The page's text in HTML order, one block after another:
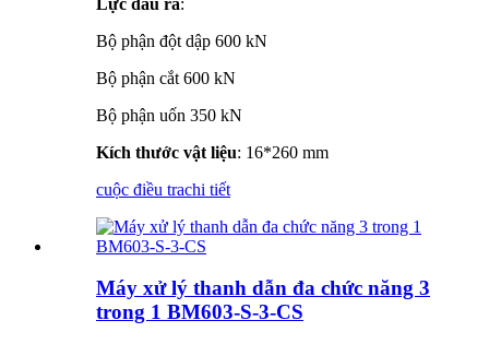
Bộ phận đột dập 600 kN
Bộ phận cắt 600 kN
Bộ phận uốn 350 kN
Kích thước vật liệu: 16*260 mm
cuộc điều trachi tiết
Máy xử lý thanh dẫn đa chức năng 3
trong 1 BM603-S-3-CS